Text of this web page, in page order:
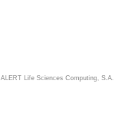
ALERT Life Sciences Computing, S.A.